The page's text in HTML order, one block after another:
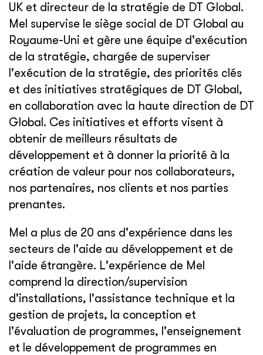
UK et directeur de la stratégie de DT Global.
Mel supervise le siège social de DT Global au
Royaume-Uni et gère une équipe d'exécution
de la stratégie, chargée de superviser
l'exécution de la stratégie, des priorités clés
et des initiatives stratégiques de DT Global,
en collaboration avec la haute direction de DT
Global. Ces initiatives et efforts visent à
obtenir de meilleurs résultats de
développement et à donner la priorité à la
création de valeur pour nos collaborateurs,
nos partenaires, nos clients et nos parties
prenantes.
Mel a plus de 20 ans d'expérience dans les
secteurs de l'aide au développement et de
l'aide étrangère. L'expérience de Mel
comprend la direction/supervision
d'installations, l'assistance technique et la
gestion de projets, la conception et
l'évaluation de programmes, l'enseignement
et le développement de programmes en